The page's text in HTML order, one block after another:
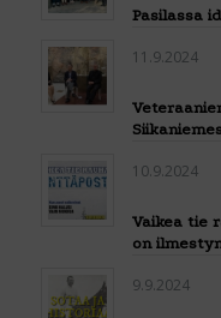
Pasilassa
11.9.2024
10.9.2024
Vaikea tie
on
9.9.2024